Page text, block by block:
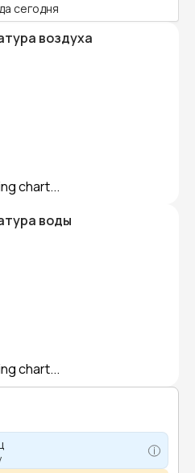
сегодня
воздуха
chart...
воды
chart...